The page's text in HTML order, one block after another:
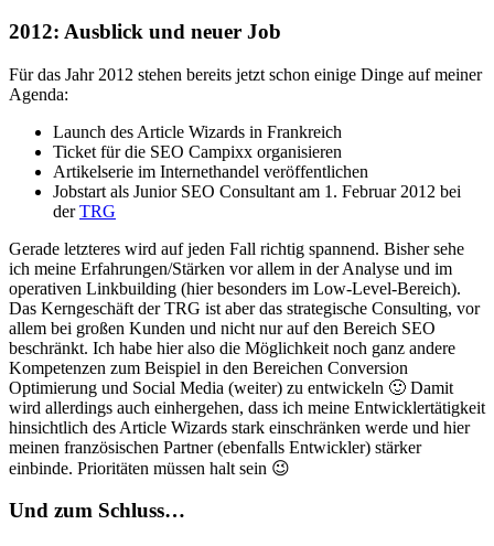
2012: Ausblick und neuer Job
Für das Jahr 2012 stehen bereits jetzt schon einige Dinge auf meiner
Agenda:
Launch des Article Wizards in Frankreich
Ticket für die SEO Campixx organisieren
Artikelserie im Internethandel veröffentlichen
Jobstart als Junior SEO Consultant am 1. Februar 2012 bei
derTRG
Gerade letzteres wird auf jeden Fall richtig spannend. Bisher sehe
ich meine Erfahrungen/Stärken vor allem in der Analyse und im
operativen Linkbuilding (hier besonders im Low-Level-Bereich).
Das Kerngeschäft der TRG ist aber das strategische Consulting, vor
allem bei großen Kunden und nicht nur auf den Bereich SEO
beschränkt. Ich habe hier also die Möglichkeit noch ganz andere
Kompetenzen zum Beispiel in den Bereichen Conversion
Optimierung und Social Media (weiter) zu entwickeln 🙂 Damit
wird allerdings auch einhergehen, dass ich meine Entwicklertätigkeit
hinsichtlich des Article Wizards stark einschränken werde und hier
meinen französischen Partner (ebenfalls Entwickler) stärker
einbinde. Prioritäten müssen halt sein 😉
Und zum Schluss…